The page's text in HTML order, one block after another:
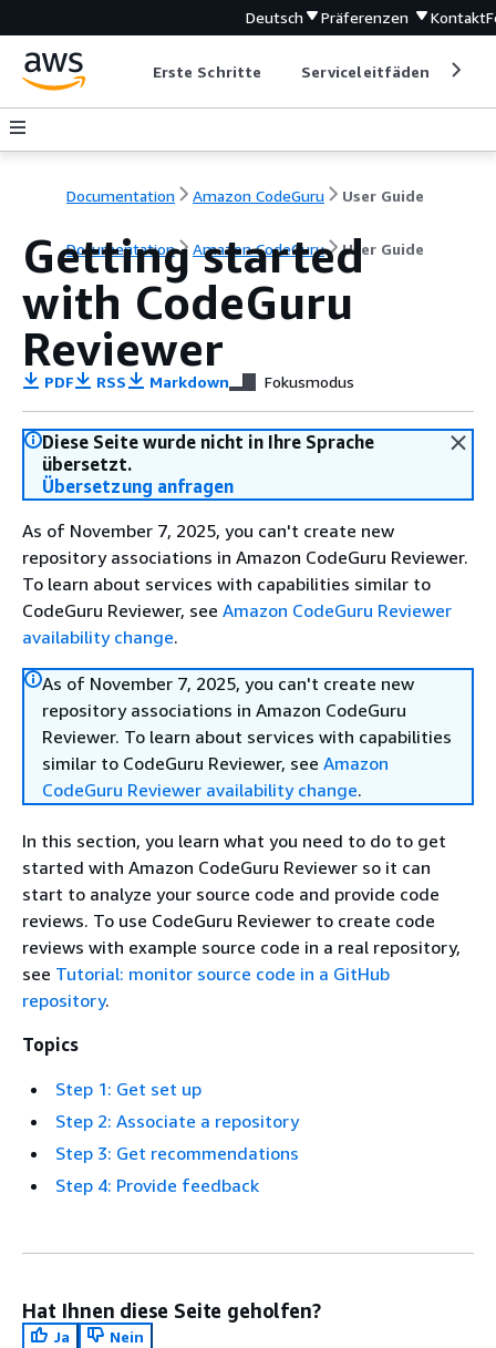
Deutsch Präferenzen Kontakt
Erste Schritte Serviceleitfäden
Documentation Amazon CodeGuru User Guide
Documentation Amazon CodeGuru User Guide
Getting started
with CodeGuru
Reviewer
PDF RSS Markdown Fokusmodus
Diese Seite wurde nicht in Ihre Sprache
übersetzt.
Übersetzung anfragen
As of November 7, 2025, you can't create new
repository associations in Amazon CodeGuru Reviewer.
To learn about services with capabilities similar to
CodeGuru Reviewer, see Amazon CodeGuru Reviewer
availability change.
As of November 7, 2025, you can't create new
repository associations in Amazon CodeGuru
Reviewer. To learn about services with capabilities
similar to CodeGuru Reviewer, see Amazon
CodeGuru Reviewer availability change.
In this section, you learn what you need to do to get
started with Amazon CodeGuru Reviewer so it can
start to analyze your source code and provide code
reviews. To use CodeGuru Reviewer to create code
reviews with example source code in a real repository,
see Tutorial: monitor source code in a GitHub
repository.
Topics
Step 1: Get set up
Step 2: Associate a repository
Step 3: Get recommendations
Step 4: Provide feedback
Hat Ihnen diese Seite geholfen?
Ja
Nein